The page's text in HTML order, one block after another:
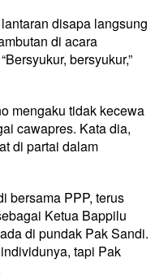
disapa langsung
di acara
bersyukur,”
mengaku tidak kecewa
cawapres. Kata dia,
di partai dalam
bersama PPP, terus
Ketua Bappilu
di pundak Pak Sandi.
tapi Pak